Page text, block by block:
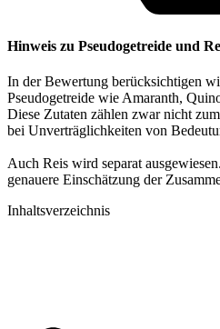
Hinweis zu Pseudogetreide und
In der Bewertung berücksichtigen
Pseudogetreide wie Amaranth,
Diese Zutaten zählen zwar nicht
bei Unverträglichkeiten von
Auch Reis wird separat
genauere Einschätzung der
Inhaltsverzeichnis​